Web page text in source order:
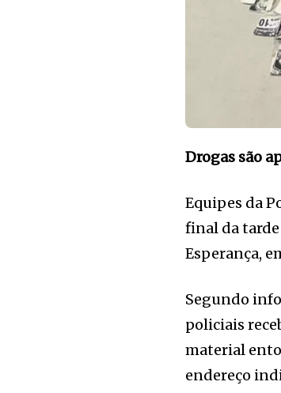
Drogas são
Equipes da
final da tarde
Esperança,
Segundo
policiais
material
endereço